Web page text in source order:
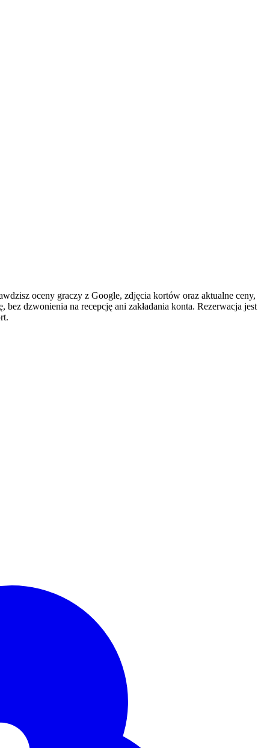
oceny graczy z Google, zdjęcia kortów oraz aktualne ceny,
dzwonienia na recepcję ani zakładania konta. Rezerwacja jest